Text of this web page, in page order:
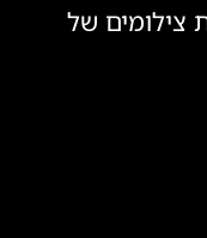
צילומים של